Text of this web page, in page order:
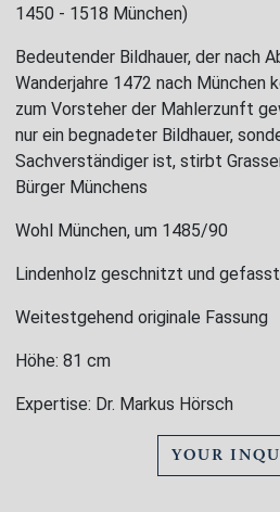
1450 - 1518 München)
Bedeutender Bildhauer, der nach
Wanderjahre 1472 nach München
zum Vorsteher der Mahlerzunft
nur ein begnadeter Bildhauer,
Sachverständiger ist, stirbt
Bürger Münchens
Wohl München, um 1485/90
Lindenholz geschnitzt und gefasst
Weitestgehend originale Fassung
Höhe: 81 cm
Expertise: Dr. Markus Hörsch
YOUR